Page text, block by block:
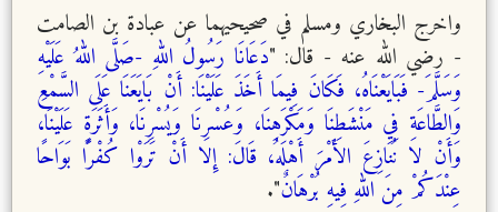
واخرج البخاري ومسلم في صحيحيهما عن عبادة بن الصامت
- رضي الله عنه - قال: "دَعَانَا رَسُولُ اللهِ -صَلَّى اللهُ عَلَيْهِ
وَسَلَّمَ- فَبَايَعْنَاهُ، فَكَانَ فِيمَا أَخَذَ عَلَيْنَا: أَنْ بَايَعَنَا عَلَى السَّمْعِ
وَالطَّاعَةِ فِي مَنْشَطِنَا وَمَكْرَهِنَا، وَعُسْرِنَا وَيُسْرِنَا، وَأَثَرَةٍ عَلَيْنَا،
وَأَنْ لا نُنَازِعَ الأَمْرَ أَهْلَهُ، قَالَ: إِلا أَنْ تَرَوْا كُفْرًا بَوَاحًا
عِنْدَكُمْ مِنَ اللهِ فِيهِ بُرْهَانٌ".